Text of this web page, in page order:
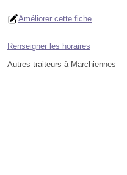
Améliorer cette fiche
Renseigner les horaires
Autres traiteurs à Marchiennes